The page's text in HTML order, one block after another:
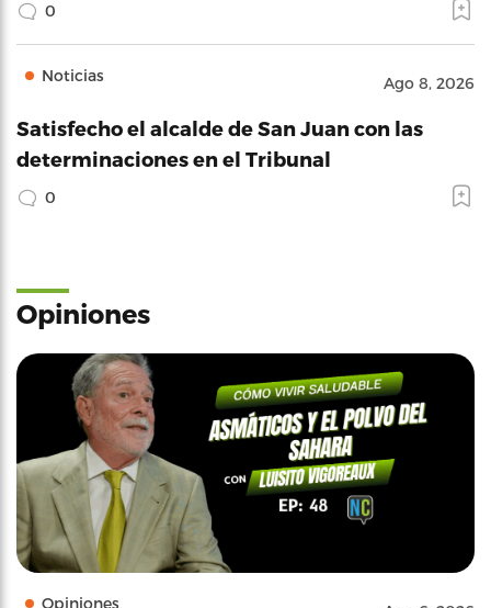
0
Noticias Ago 8, 2026
Satisfecho el alcalde de San Juan con las
determinaciones en el Tribunal
0
Opiniones
Opiniones